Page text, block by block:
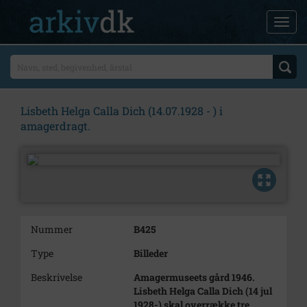
Lisbeth Helga Calla Dich (14.07.1928 - ) i
amagerdragt.
Nummer
B425
Type
Billeder
Beskrivelse
Amagermuseets gård 1946.
Lisbeth Helga Calla Dich (14 jul